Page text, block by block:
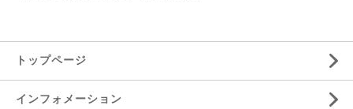
トップページ
インフォメーション